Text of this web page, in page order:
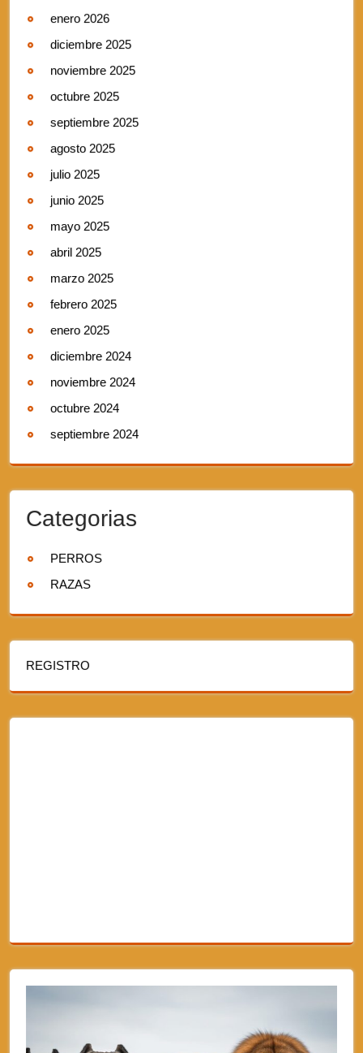
enero 2026
diciembre 2025
noviembre 2025
octubre 2025
septiembre 2025
agosto 2025
julio 2025
junio 2025
mayo 2025
abril 2025
marzo 2025
febrero 2025
enero 2025
diciembre 2024
noviembre 2024
octubre 2024
septiembre 2024
Categorias
PERROS
RAZAS
REGISTRO